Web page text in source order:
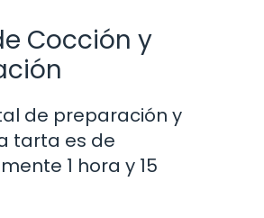
Cocción y
de preparación y
tarta es de
1 hora y 15